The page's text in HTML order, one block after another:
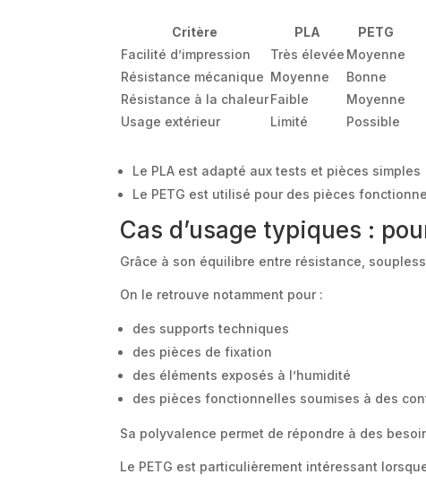
Critère PLA
PETG
Facilité d’impression
Très élevée Moyenne
Résistance mécanique Moyenne
Bonne
Résistance à la chaleurFaible
Moyenne
Usage extérieur
Limité Possible
Le PLA est adapté aux tests et pièces simples
Le PETG est utilisé pour des pièces
Cas d’usage typiques :
Grâce à son équilibre entre résistance,
On le retrouve notamment pour :
des supports techniques
des pièces de fixation
des éléments exposés à l’humidité
des pièces fonctionnelles soumises à des
Sa polyvalence permet de répondre à des
Le PETG est particulièrement intéressant